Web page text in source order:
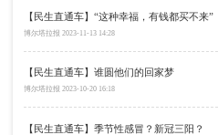
【民生直通车】“这种幸福，有钱都买不来”
博尔塔拉报2023-11-13 14:28
【民生直通车】谁圆他们的回家梦
博尔塔拉报2023-10-20 16:18
【民生直通车】季节性感冒？新冠三阳？